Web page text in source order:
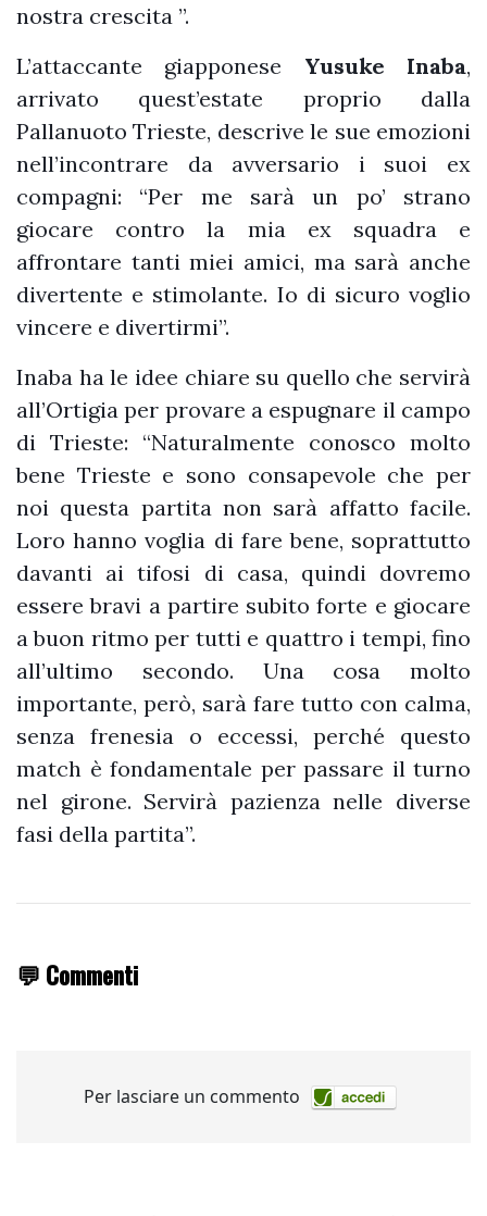
nostra crescita ”.
L’attaccante giapponese Yusuke Inaba,
arrivato quest’estate proprio dalla
Pallanuoto Trieste, descrive le sue emozioni
nell’incontrare da avversario i suoi ex
compagni: “Per me sarà un po’ strano
giocare contro la mia ex squadra e
affrontare tanti miei amici, ma sarà anche
divertente e stimolante. Io di sicuro voglio
vincere e divertirmi”.
Inaba ha le idee chiare su quello che servirà
all’Ortigia per provare a espugnare il campo
di Trieste: “Naturalmente conosco molto
bene Trieste e sono consapevole che per
noi questa partita non sarà affatto facile.
Loro hanno voglia di fare bene, soprattutto
davanti ai tifosi di casa, quindi dovremo
essere bravi a partire subito forte e giocare
a buon ritmo per tutti e quattro i tempi, fino
all’ultimo secondo. Una cosa molto
importante, però, sarà fare tutto con calma,
senza frenesia o eccessi, perché questo
match è fondamentale per passare il turno
nel girone. Servirà pazienza nelle diverse
fasi della partita”.
💬 Commenti